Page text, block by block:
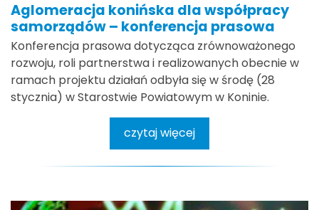
Aglomeracja konińska dla współpracy
samorządów – konferencja prasowa
Konferencja prasowa dotycząca zrównoważonego
rozwoju, roli partnerstwa i realizowanych obecnie w
ramach projektu działań odbyła się w środę (28
stycznia) w Starostwie Powiatowym w Koninie.
czytaj więcej